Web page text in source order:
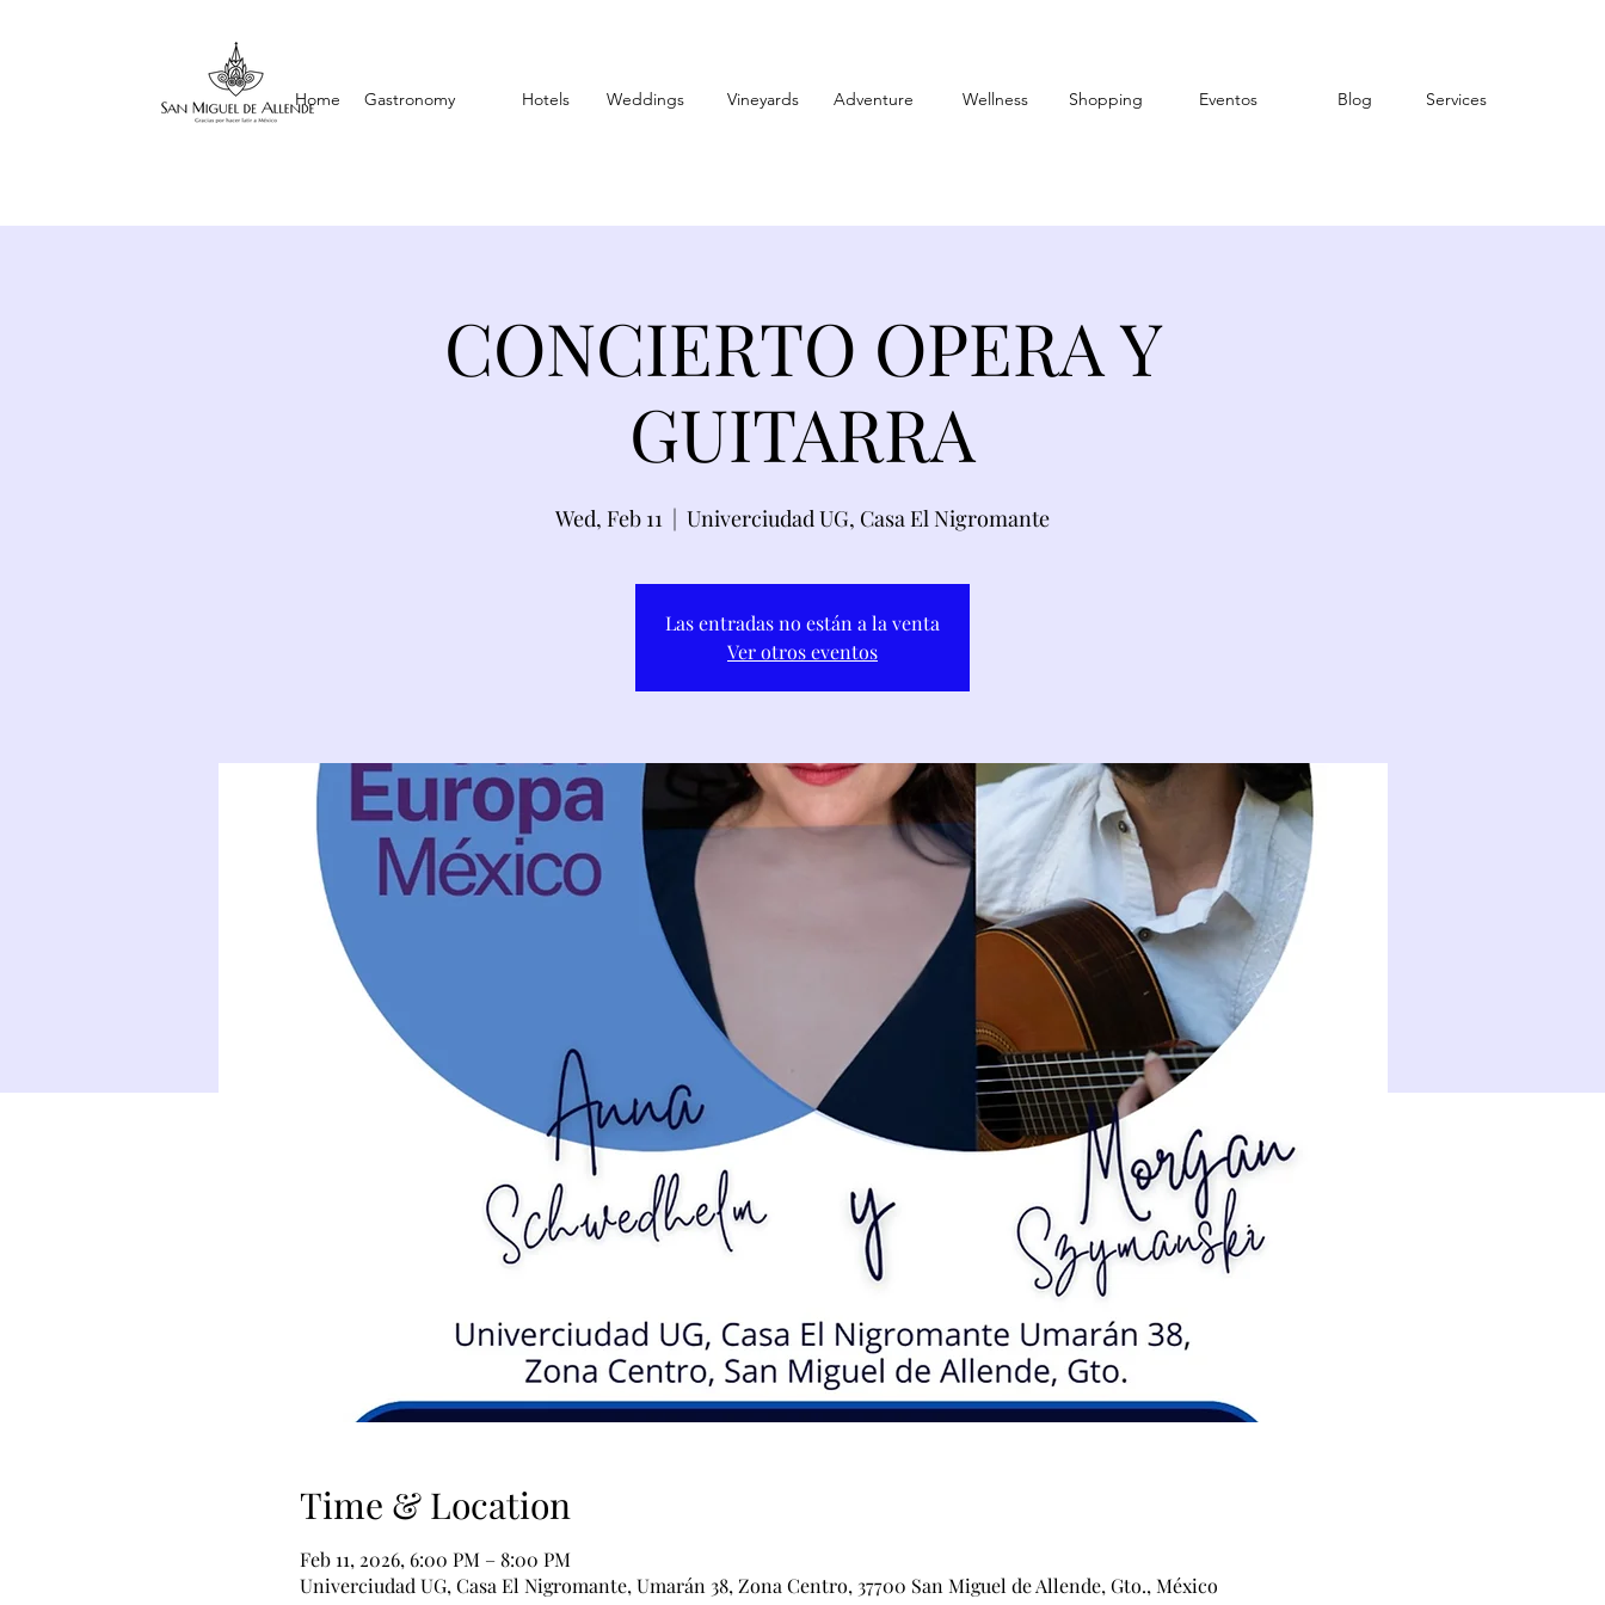
Home Gastronomy Hotels Weddings Vineyards Adventure Wellness Shopping Eventos Blog Services
CONCIERTO OPERA Y
GUITARRA
Wed, Feb 11
  |
Univerciudad UG, Casa El Nigromante
Las entradas no están a la venta
Ver otros eventos
Time & Location
Feb 11, 2026, 6:00 PM – 8:00 PM
Univerciudad UG, Casa El Nigromante, Umarán 38, Zona Centro, 37700 San Miguel de Allende, Gto., México